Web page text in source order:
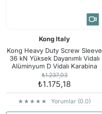
Kong Italy
Kong Heavy Duty Screw Sleeve
36 kN Yüksek Dayanımlı Vidalı
Alüminyum D Vidalı Karabina
772MA0NNNKK
₺1.237,03
₺1.175,18
Yorumlar (0.0)